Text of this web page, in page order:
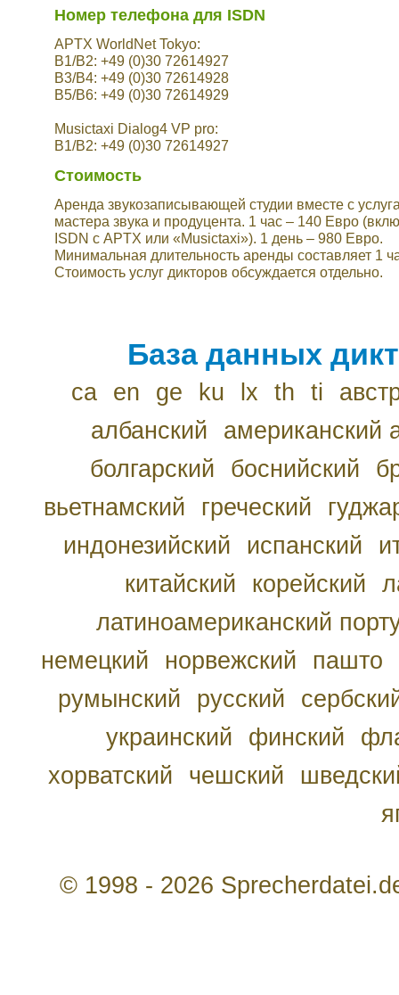
Номер телефона для ISDN
APTX WorldNet Tokyo:
B1/B2: +49 (0)30 72614927
B3/B4: +49 (0)30 72614928
B5/B6: +49 (0)30 72614929
Musictaxi Dialog4 VP pro:
B1/B2: +49 (0)30 72614927
Стоимость
Аренда звукозаписывающей студии вместе с
мастера звука и продуцента. 1 час – 140 Евро
ISDN с APTX или «Musictaxi»). 1 день – 980 Евро.
Минимальная длительность аренды составляет 1
Стоимость услуг дикторов обсуждается отдельно.
База данных
ca en ge ku lx th ti
албанский
американский
болгарский
боснийский
вьетнамский
греческий
индонезийский
испанский
китайский
корейский
латиноамериканский
немецкий
норвежский
пашто
румынский
русский
украинский
финский
хорватский
чешский
© 1998 - 2026